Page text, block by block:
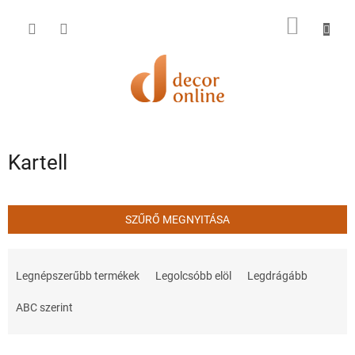
KOSÁR
Kartell
SZŰRŐ MEGNYITÁSA
m
Legnépszerűbb termékek Legolcsóbb elöl Legdrágább
ABC szerint